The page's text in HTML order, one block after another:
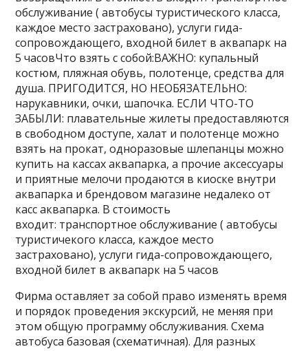
обслуживание ( автобусы туристического класса,
каждое место застраховано), услуги гида-
сопровождающего, входной билет в аквапарк на
5 часовЧто взять с собой:ВАЖНО: купальный
костюм, пляжная обувь, полотенце, средства для
душа. ПРИГОДИТСЯ, НО НЕОБЯЗАТЕЛЬНО:
нарукавники, очки, шапочка. ЕСЛИ ЧТО-ТО
ЗАБЫЛИ: плавательные жилеты предоставляются
в свободном доступе, халат и полотенце можно
взять на прокат, одноразовые шлепанцы можно
купить на кассах аквапарка, а прочие аксессуары
и приятные мелочи продаются в киоске внутри
аквапарка и брендовом магазине недалеко от
касс аквапарка. В стоимость
входит: транспортное обслуживание ( автобусы
туристичекого класса, каждое место
застраховано), услуги гида-сопровождающего,
входной билет в аквапарк на 5 часов
Фирма оставляет за собой право изменять время
и порядок проведения экскурсий, не меняя при
этом общую программу обслуживания. Схема
автобуса базовая (схематичная). Для разных